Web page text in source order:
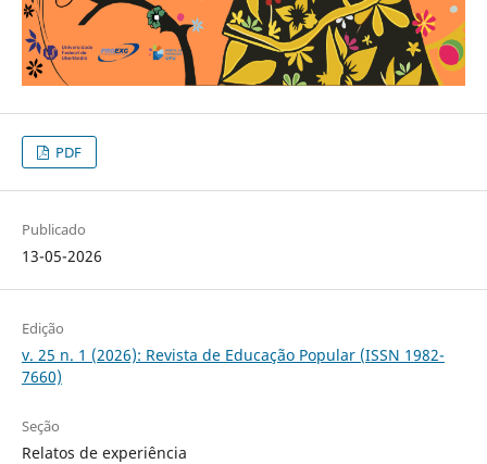
PDF
Publicado
13-05-2026
Edição
v. 25 n. 1 (2026): Revista de Educação Popular (ISSN 1982-
7660)
Seção
Relatos de experiência